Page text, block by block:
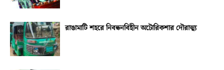
রাঙামাটি শহরে নিবন্ধনবিহীন অটোরিকশার দৌরাত্ম্য